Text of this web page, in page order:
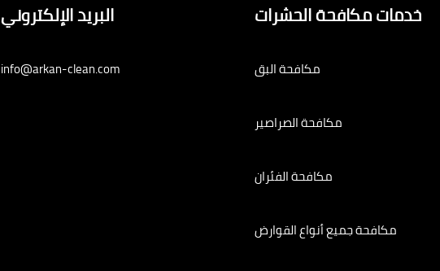
خدمات مكافحة الحشرات
مكافحة البق
مكافحة الصراصير
مكافحة الفئران
مكافحة جميع أنواع القوارض
البريد الإلكتروني
info@arkan-clean.com